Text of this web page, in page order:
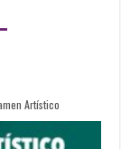
Artístico